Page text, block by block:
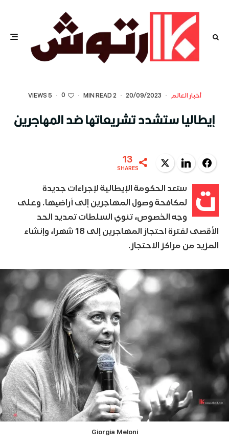
أخبار العالم ·
20/09/2023
·
2 MIN READ
·
0
·
5 VIEWS
إيطاليا ستشدد تشريعاتها ضد المهاجرين
Facebook
LinkedIn
Twitter
13
SHARES
ت
ستعد الحكومة الإيطالية لإجراءات جديدة
لمكافحة وصول المهاجرين إلى أراضيها. وعلى
وجه الخصوص، تنوي السلطات تمديد الحد
الأقصى لفترة احتجاز المهاجرين إلى 18 شهرا، وإنشاء
المزيد من مراكز الاحتجاز.
Giorgia Meloni